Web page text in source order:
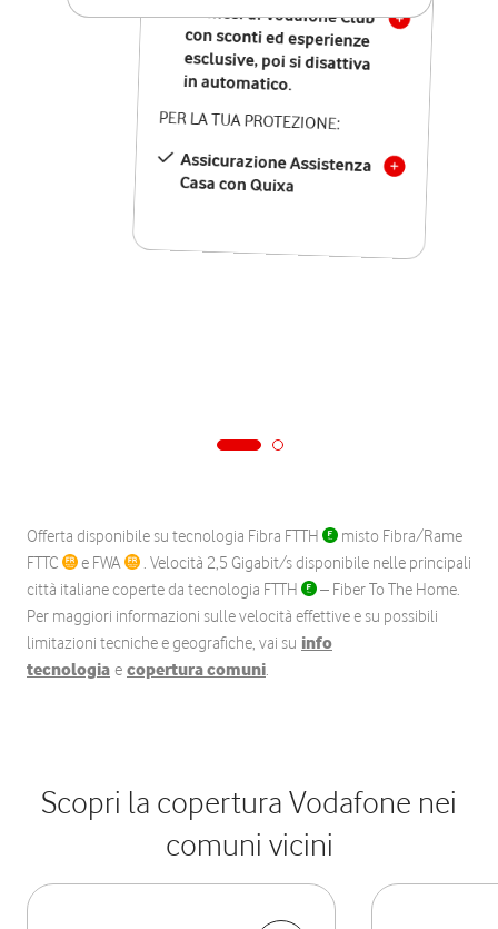
12 mesi di Vodafone Club
con sconti ed esperienze
esclusive, poi si disattiva
in automatico.
PER LA TUA PROTEZIONE:
Assicurazione Assistenza
Casa con Quixa
Offerta disponibile su tecnologia Fibra FTTH
misto Fibra/Rame
FTTC
e FWA
. Velocità 2,5 Gigabit/s disponibile nelle principali
città italiane coperte da tecnologia FTTH
– Fiber To The Home.
Per maggiori informazioni sulle velocità effettive e su possibili
limitazioni tecniche e geografiche, vai su info
tecnologia e copertura comuni.
Scopri la copertura Vodafone nei
comuni vicini